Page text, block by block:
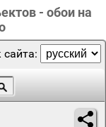
- обои на